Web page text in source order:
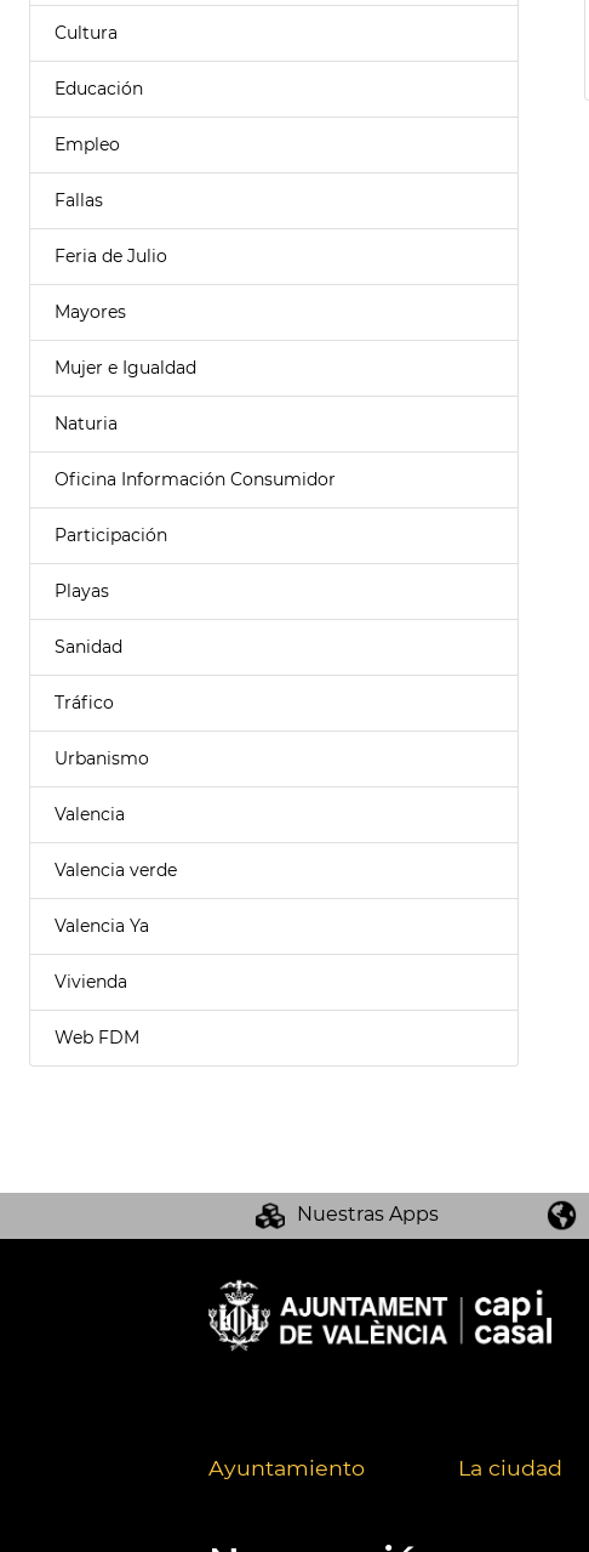
Cultura
Educación
Empleo
Fallas
Feria de Julio
Mayores
Mujer e Igualdad
Naturia
Oficina Información Consumidor
Participación
Playas
Sanidad
Tráfico
Urbanismo
Valencia
Valencia verde
Valencia Ya
Vivienda
Web FDM
Nuestras Apps
Ayuntamiento La ciudad